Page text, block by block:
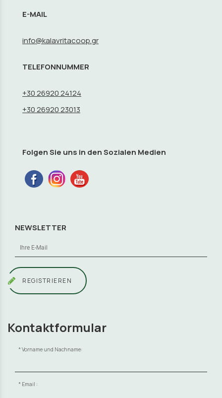
E-MAIL
info@kalavritacoop.gr
TELEFONNUMMER
+30 26920 24124
+30 26920 23013
Folgen Sie uns in den Sozialen Medien
NEWSLETTER
REGISTRIEREN
Kontaktformular
Vorname und Nachname:
Email :